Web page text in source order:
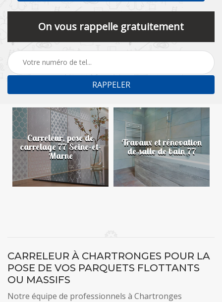
On vous rappelle gratuitement
Carreleur, pose de
carrelage 77 Seine-et-
Marne
Travaux et rénovation
de salle de bain 77
CARRELEUR À CHARTRONGES POUR LA
POSE DE VOS PARQUETS FLOTTANTS
OU MASSIFS
Notre équipe de professionnels à Chartronges